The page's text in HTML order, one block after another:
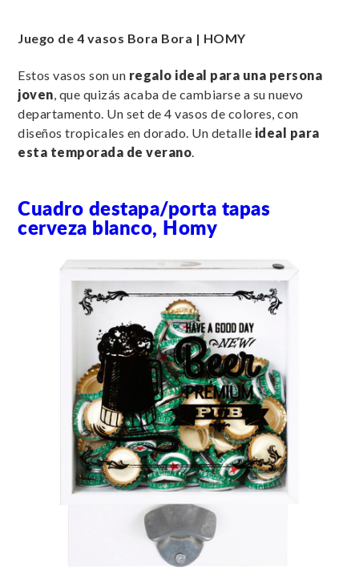
Juego de 4 vasos Bora Bora | HOMY
Estos vasos son un regalo ideal para una persona
joven, que quizás acaba de cambiarse a su nuevo
departamento. Un set de 4 vasos de colores, con
diseños tropicales en dorado. Un detalle ideal para
esta temporada de verano.
Cuadro destapa/porta tapas
cerveza blanco, Homy